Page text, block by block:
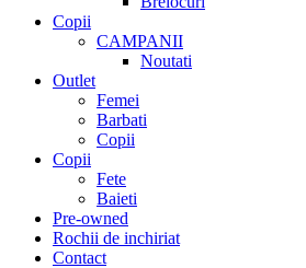
Copii
CAMPANII
Noutati
Outlet
Femei
Barbati
Copii
Copii
Fete
Baieti
Pre-owned
Rochii de inchiriat
Contact